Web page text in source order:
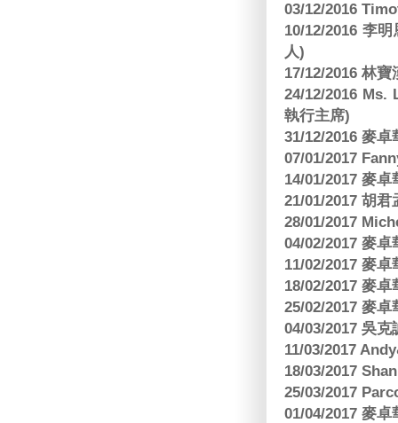
03/12/2016
10/12/2016 李
人)
17/12/2016 林
24/12/2016
執行主席)
31/12/2016 麥
07/01/2017
14/01/2017 麥
21/01/2017 胡
28/01/2017
04/02/2017 麥
11/02/2017 麥
18/02/2017 麥
25/02/2017 麥
04/03/2017 吳
11/03/2017
18/03/2017
25/03/2017
01/04/2017 麥